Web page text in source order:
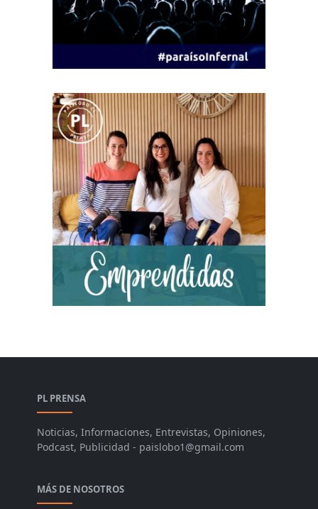
PL PRENSA
Noticias, Informaciones, Entrevistas, Opiniones,
Podcast, Publicidad - paislobo1@gmail.com
MÁS DE NOSOTROS